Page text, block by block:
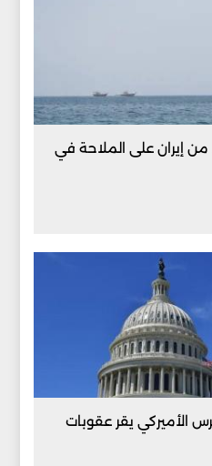
إيران على الملاحة في
الكونغرس الأميركي يقر عقوبات